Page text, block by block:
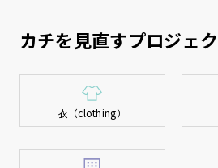
カチを見直すプロジェ
衣（clothing）